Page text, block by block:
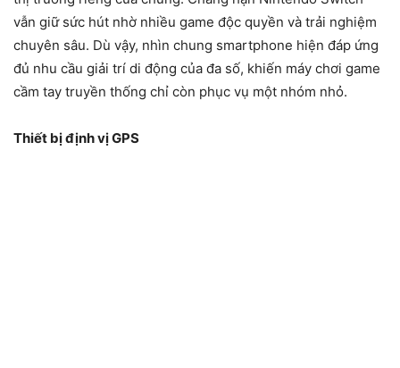
vẫn giữ sức hút nhờ nhiều game độc quyền và trải nghiệm
chuyên sâu. Dù vậy, nhìn chung smartphone hiện đáp ứng
đủ nhu cầu giải trí di động của đa số, khiến máy chơi game
cầm tay truyền thống chỉ còn phục vụ một nhóm nhỏ.
Thiết bị định vị GPS